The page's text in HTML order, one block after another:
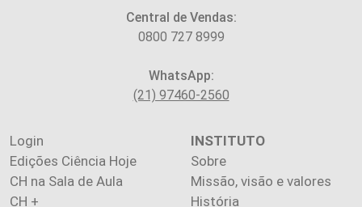
Central de Vendas:
0800 727 8999
WhatsApp:
(21) 97460-2560
Login
Edições Ciência Hoje
CH na Sala de Aula
CH +
INSTITUTO
Sobre
Missão, visão e valores
História